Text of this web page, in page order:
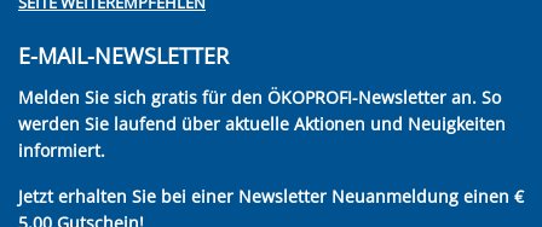
E-MAIL-NEWSLETTER
Melden Sie sich gratis für den ÖKOPROFI-Newsletter an. So
werden Sie laufend über aktuelle Aktionen und Neuigkeiten
informiert.
Jetzt erhalten Sie bei einer Newsletter Neuanmeldung einen €